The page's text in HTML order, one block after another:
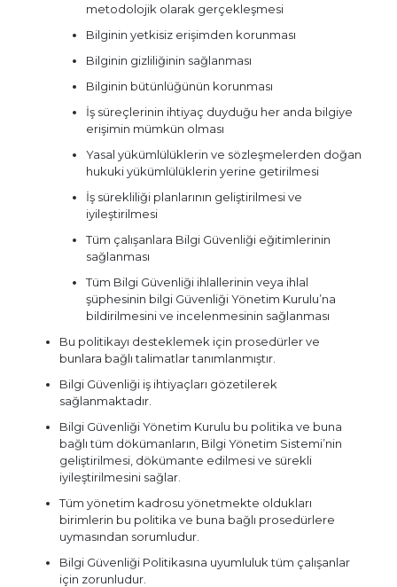
metodolojik olarak gerçekleşmesi
Bilginin yetkisiz erişimden korunması
Bilginin gizliliğinin sağlanması
Bilginin bütünlüğünün korunması
İş süreçlerinin ihtiyaç duyduğu her anda bilgiye
erişimin mümkün olması
Yasal yükümlülüklerin ve sözleşmelerden doğan
hukuki yükümlülüklerin yerine getirilmesi
İş sürekliliği planlarının geliştirilmesi ve
iyileştirilmesi
Tüm çalışanlara Bilgi Güvenliği eğitimlerinin
sağlanması
Tüm Bilgi Güvenliği ihlallerinin veya ihlal
şüphesinin bilgi Güvenliği Yönetim Kurulu’na
bildirilmesini ve incelenmesinin sağlanması
Bu politikayı desteklemek için prosedürler ve
bunlara bağlı talimatlar tanımlanmıştır.
Bilgi Güvenliği iş ihtiyaçları gözetilerek
sağlanmaktadır.
Bilgi Güvenliği Yönetim Kurulu bu politika ve buna
bağlı tüm dökümanların, Bilgi Yönetim Sistemi’nin
geliştirilmesi, dökümante edilmesi ve sürekli
iyileştirilmesini sağlar.
Tüm yönetim kadrosu yönetmekte oldukları
birimlerin bu politika ve buna bağlı prosedürlere
uymasından sorumludur.
Bilgi Güvenliği Politikasına uyumluluk tüm çalışanlar
için zorunludur.